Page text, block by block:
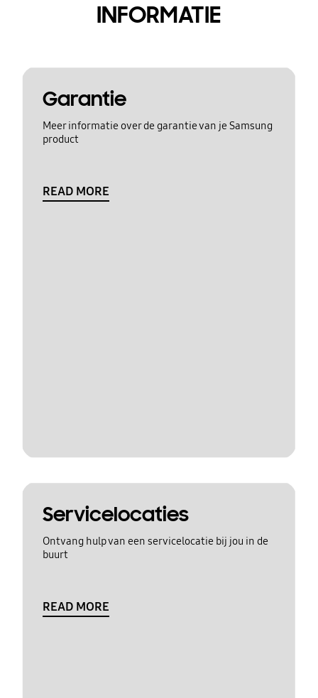
INFORMATIE
Garantie
Meer informatie over de garantie van je Samsung
product
READ MORE
Servicelocaties
Ontvang hulp van een servicelocatie bij jou in de
buurt
READ MORE